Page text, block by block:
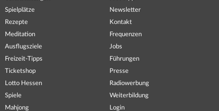
Spielplätze
Rezepte
Meditation
Ausflugsziele
Freizeit-Tipps
Ticketshop
Lotto Hessen
Spiele
Mahjong
Newsletter
Kontakt
Frequenzen
Jobs
Führungen
Presse
Radiowerbung
Weiterbildung
Login